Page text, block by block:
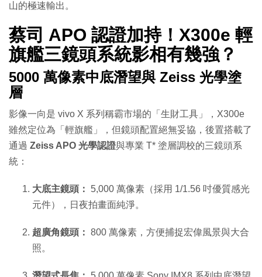
山的極速輸出。
蔡司 APO 認證加持！X300e 輕
旗艦三鏡頭系統影相有幾強？
5000 萬像素中底潛望與 Zeiss 光學塗
層
影像一向是 vivo X 系列稱霸市場的「生財工具」，X300e
雖然定位為「輕旗艦」，但鏡頭配置絕無妥協，後置搭載了
通過 Zeiss APO 光學認證與專業 T* 塗層調校的三鏡頭系
統：
大底主鏡頭：
5,000 萬像素（採用 1/1.56 吋優質感光
元件），日夜拍畫面純淨。
超廣角鏡頭： 800 萬像素，方便捕捉宏偉風景與大合
照。